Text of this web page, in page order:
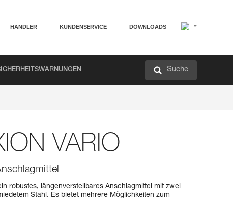
HÄNDLER KUNDENSERVICE DOWNLOADS
Suche
VARIO
robustes, längenverstellbares Anschlagmittel mit zwei
Stahl. Es bietet mehrere Möglichkeiten zum